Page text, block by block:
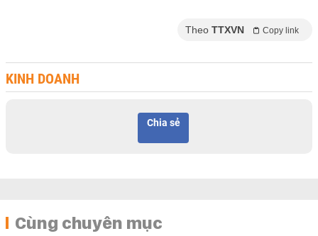
Theo TTXVN Copy link
KINH DOANH
Chia sẻ
Cùng chuyên mục